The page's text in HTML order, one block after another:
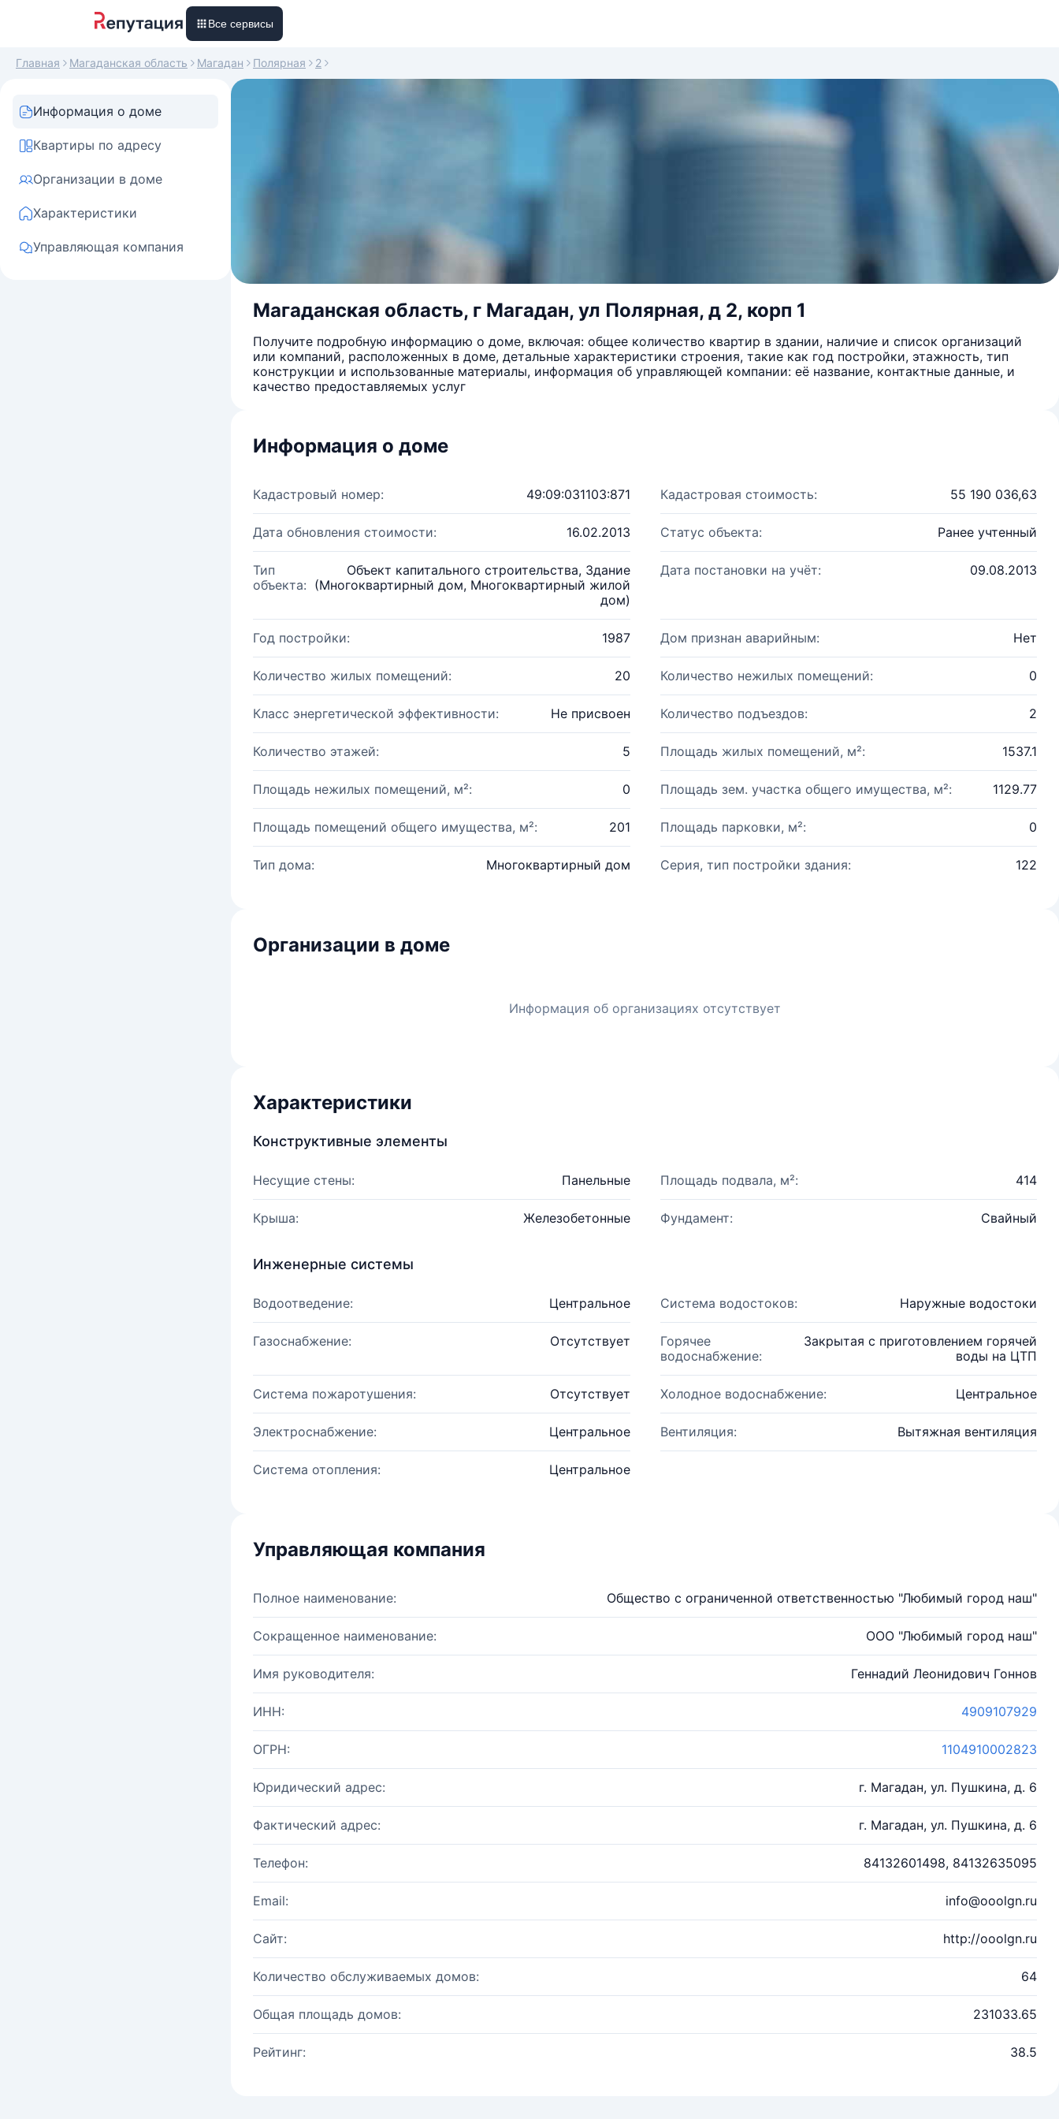
Все сервисы
Главная Магаданская область Магадан Полярная 2
Информация о доме
Квартиры по адресу
Организации в доме
Характеристики
Управляющая компания
Магаданская область, г Магадан, ул Полярная, д 2, корп 1
Получите подробную информацию о доме, включая: общее количество квартир в здании, наличие и список организаций
или компаний, расположенных в доме, детальные характеристики строения, такие как год постройки, этажность, тип
конструкции и использованные материалы, информация об управляющей компании: её название, контактные данные, и
качество предоставляемых услуг
Информация о доме
Кадастровый номер: 49:09:031103:871 Кадастровая стоимость: 55 190 036,63
Дата обновления стоимости: 16.02.2013 Статус объекта: Ранее учтенный
Тип
объекта:
Объект капитального строительства, Здание
(Многоквартирный дом, Многоквартирный жилой
дом)
Дата постановки на учёт: 09.08.2013
Год постройки: 1987 Дом признан аварийным: Нет
Количество жилых помещений: 20 Количество нежилых помещений: 0
Класс энергетической эффективности: Не присвоен Количество подъездов: 2
Количество этажей: 5 Площадь жилых помещений, м²: 1537.1
Площадь нежилых помещений, м²: 0 Площадь зем. участка общего имущества, м²: 1129.77
Площадь помещений общего имущества, м²: 201 Площадь парковки, м²: 0
Тип дома: Многоквартирный дом Серия, тип постройки здания: 122
Организации в доме
Информация об организациях отсутствует
Характеристики
Конструктивные элементы
Несущие стены: Панельные Площадь подвала, м²: 414
Крыша: Железобетонные Фундамент: Свайный
Инженерные системы
Водоотведение: Центральное Система водостоков: Наружные водостоки
Газоснабжение: Отсутствует
Горячее
водоснабжение:
Закрытая с приготовлением горячей
воды на ЦТП
Система пожаротушения: Отсутствует Холодное водоснабжение: Центральное
Электроснабжение: Центральное Вентиляция: Вытяжная вентиляция
Система отопления: Центральное
Управляющая компания
Полное наименование: Общество с ограниченной ответственностью "Любимый город наш"
Сокращенное наименование: ООО "Любимый город наш"
Имя руководителя: Геннадий Леонидович Гоннов
ИНН: 4909107929
ОГРН: 1104910002823
Юридический адрес: г. Магадан, ул. Пушкина, д. 6
Фактический адрес: г. Магадан, ул. Пушкина, д. 6
Телефон: 84132601498, 84132635095
Email: info@ooolgn.ru
Сайт: http://ooolgn.ru
Количество обслуживаемых домов: 64
Общая площадь домов: 231033.65
Рейтинг: 38.5